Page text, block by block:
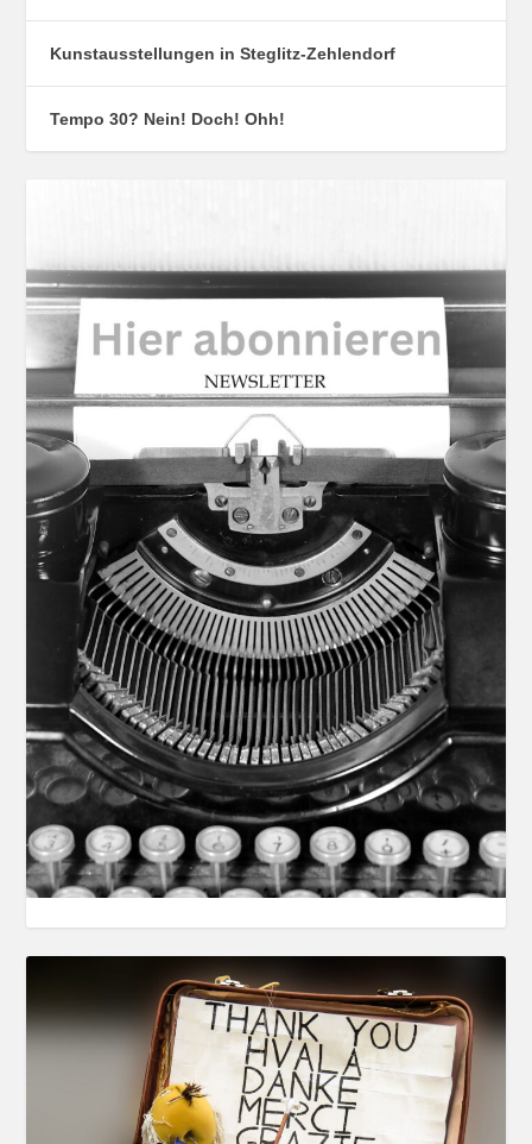
Kunstausstellungen in Steglitz-Zehlendorf
Tempo 30? Nein! Doch! Ohh!